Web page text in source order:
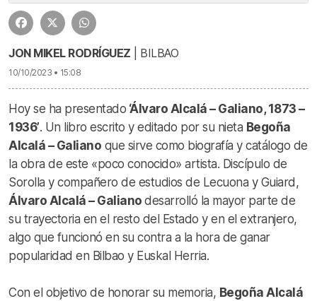
JON MIKEL RODRÍGUEZ | BILBAO
10/10/2023 • 15:08
Hoy se ha presentado ‘Álvaro Alcalá – Galiano, 1873 –
1936’. Un libro escrito y editado por su nieta Begoña
Alcalá – Galiano que sirve como biografía y catálogo de
la obra de este «poco conocido» artista. Discípulo de
Sorolla y compañero de estudios de Lecuona y Guiard,
Álvaro Alcalá – Galiano desarrolló la mayor parte de
su trayectoria en el resto del Estado y en el extranjero,
algo que funcionó en su contra a la hora de ganar
popularidad en Bilbao y Euskal Herria.
Con el objetivo de honorar su memoria, Begoña Alcalá